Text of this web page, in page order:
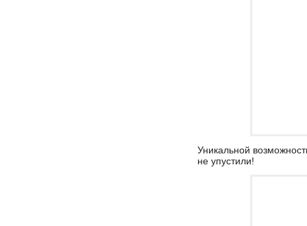
Уникальной
не упустили!